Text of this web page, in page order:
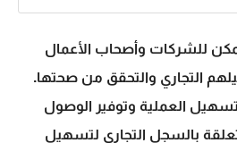
للشركات وأصحاب الأعمال
التجاري والتحقق من صحتها.
تسهيل العملية وتوفير الوصول
بالسجل التجاري لتسهيل